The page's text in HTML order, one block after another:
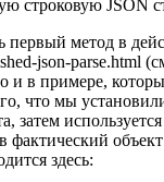
строковую JSON
первый метод в
json-parse.html
и в примере,
что мы
затем
фактический
здесь: